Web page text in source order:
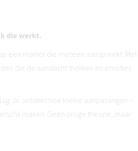
die werkt.
een manier die meteen aanspreekt. Met
die de aandacht trekken en emoties
Je ontdekt hoe kleine aanpassingen –
maken. Geen droge theorie, maar